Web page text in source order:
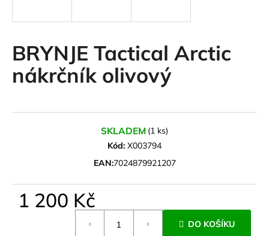
BRYNJE Tactical Arctic
nákrčník olivový
SKLADEM (1 ks)
Kód: X003794
EAN:7024879921207
1 200 Kč
DO KOŠÍKU
í
t
?
D